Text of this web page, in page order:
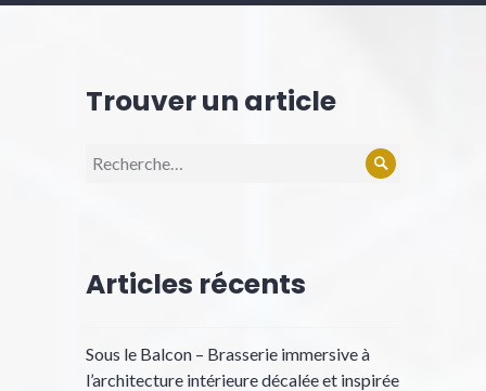
Trouver un article
Recherche
Rechercher
Articles récents
Sous le Balcon – Brasserie immersive à
l’architecture intérieure décalée et inspirée